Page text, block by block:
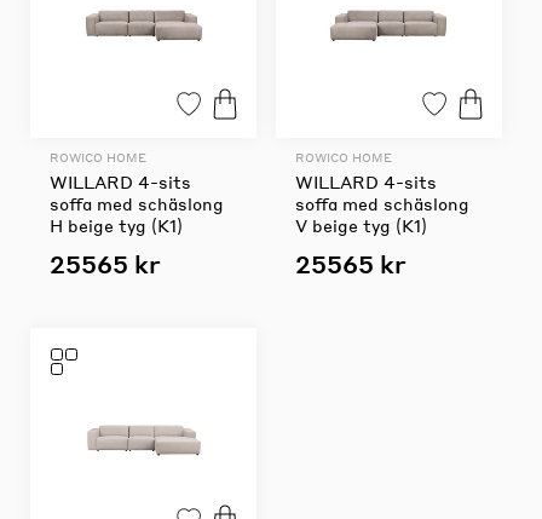
ROWICO HOME
WILLARD 4-sits
soffa med schäslong
H beige tyg (K1)
25565 kr
ROWICO HOME
WILLARD 4-sits
soffa med schäslong
V beige tyg (K1)
25565 kr